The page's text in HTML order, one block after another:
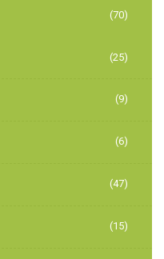
(70)
(25)
(9)
(6)
(47)
(15)